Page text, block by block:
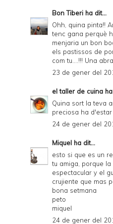
Bon Tiberi ha dit...
Ohh, quina pinta!!
tenc gana perquè
menjaria un bon
els pastissos de
com tu....!!! Una
23 de gener del
el taller de cuina
Quina sort la teva
preciosa ha d'estar
24 de gener del
Miquel ha dit...
esto si que es un
tu amiga, porque
espectacular y el
crujiente que mas
bona setmana
peto
miquel
24 de gener del